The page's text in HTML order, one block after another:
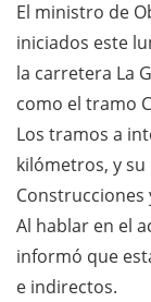
El ministro de
iniciados este
la carretera La
como el tramo
Los tramos a
kilómetros, y
Construcciones
Al hablar en el
informó que
e indirectos.